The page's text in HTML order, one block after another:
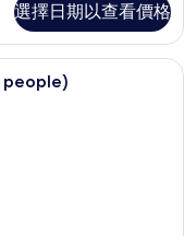
選擇日期以查看價格
房, 非吸煙房 (Japanese, for
people)